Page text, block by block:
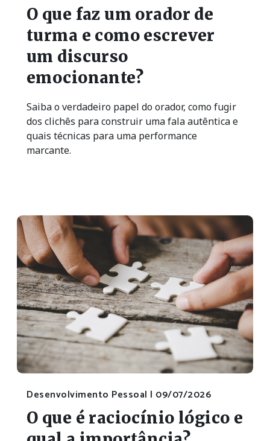
O que faz um orador de
turma e como escrever
um discurso
emocionante?
Saiba o verdadeiro papel do orador, como fugir
dos clichês para construir uma fala autêntica e
quais técnicas para uma performance
marcante.
Desenvolvimento Pessoal | 09/07/2026
O que é raciocínio lógico e